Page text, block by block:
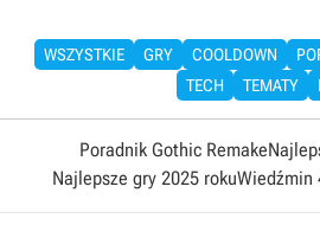
WSZYSTKIE GRY COOLDOWN
TECH
TEMATY
Poradnik Gothic Remake
Najlepsze gry 2025 rokuWiedźmin